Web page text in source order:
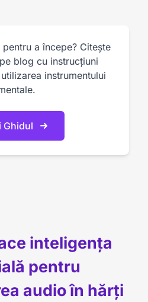
a începe? Citește
blog cu instrucțiuni
instrumentului
Ghidul
inteligența
pentru
audio în hărți